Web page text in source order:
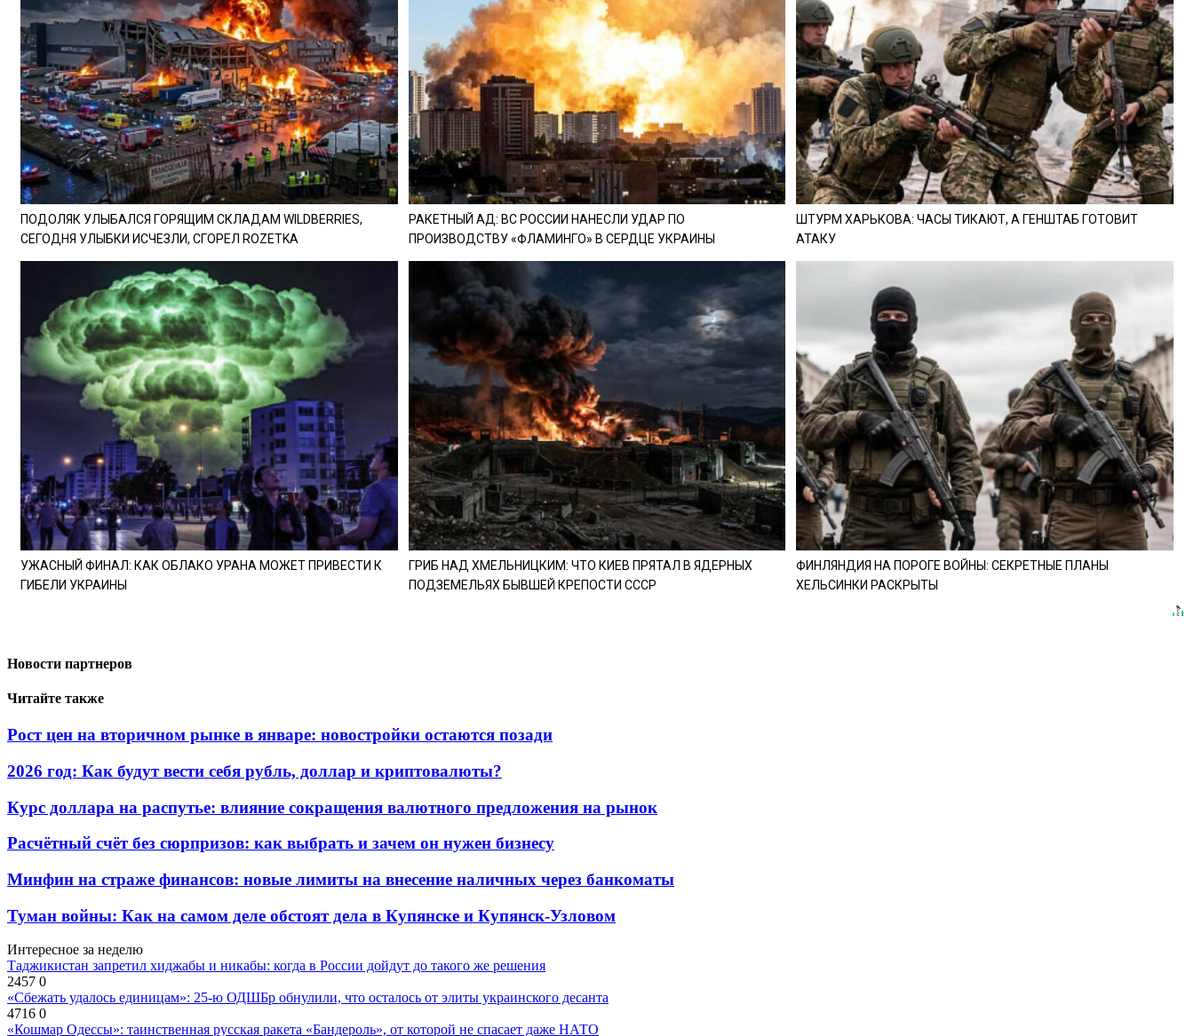
ПОДОЛЯК УЛЫБАЛСЯ ГОРЯЩИМ СКЛАДАМ WILDBERRIES,
СЕГОДНЯ УЛЫБКИ ИСЧЕЗЛИ, СГОРЕЛ ROZETKA
РАКЕТНЫЙ АД: ВС РОССИИ НАНЕСЛИ УДАР ПО
ПРОИЗВОДСТВУ «ФЛАМИНГО» В СЕРДЦЕ УКРАИНЫ
ШТУРМ ХАРЬКОВА: ЧАСЫ ТИКАЮТ, А ГЕНШТАБ ГОТОВИТ
АТАКУ
УЖАСНЫЙ ФИНАЛ: КАК ОБЛАКО УРАНА МОЖЕТ ПРИВЕСТИ К
ГИБЕЛИ УКРАИНЫ
ГРИБ НАД ХМЕЛЬНИЦКИМ: ЧТО КИЕВ ПРЯТАЛ В ЯДЕРНЫХ
ПОДЗЕМЕЛЬЯХ БЫВШЕЙ КРЕПОСТИ СССР
ФИНЛЯНДИЯ НА ПОРОГЕ ВОЙНЫ: СЕКРЕТНЫЕ ПЛАНЫ
ХЕЛЬСИНКИ РАСКРЫТЫ
Новости партнеров
Читайте также
Рост цен на вторичном рынке в январе: новостройки остаются позади
2026 год: Как будут вести себя рубль, доллар и криптовалюты?
Курс доллара на распутье: влияние сокращения валютного предложения на рынок
Расчётный счёт без сюрпризов: как выбрать и зачем он нужен бизнесу
Минфин на страже финансов: новые лимиты на внесение наличных через банкоматы
Туман войны: Как на самом деле обстоят дела в Купянске и Купянск-Узловом
Интересное за неделю
Таджикистан запретил хиджабы и никабы: когда в России дойдут до такого же решения
2457 0
«Сбежать удалось единицам»: 25-ю ОДШБр обнулили, что осталось от элиты украинского десанта
4716 0
«Кошмар Одессы»: таинственная русская ракета «Бандероль», от которой не спасает даже НАТО